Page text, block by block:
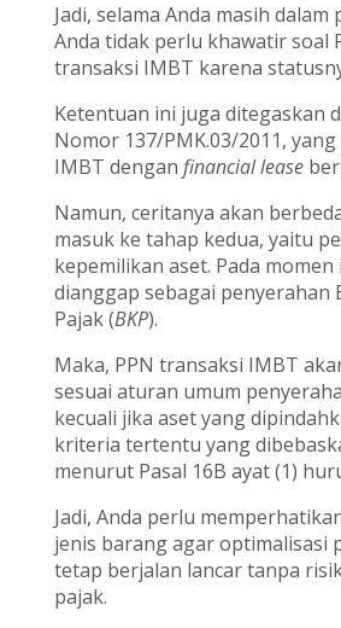
Jadi, selama Anda masih dalam
Anda tidak perlu khawatir soal
transaksi IMBT karena
Ketentuan ini juga ditegaskan
Nomor 137/PMK.03/2011,
IMBT dengan financial lease
Namun, ceritanya akan
masuk ke tahap kedua, yaitu
kepemilikan aset. Pada
dianggap sebagai penyerahan
Pajak (BKP).
Maka, PPN transaksi IMBT
sesuai aturan umum
kecuali jika aset yang
kriteria tertentu yang
menurut Pasal 16B ayat (1)
Jadi, Anda perlu
jenis barang agar optimalisasi
tetap berjalan lancar tanpa
pajak.